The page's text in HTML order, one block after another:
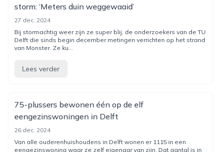
storm: ‘Meters duin weggewaaid’
27 dec. 2024
Bij stormachtig weer zijn ze super blij, de onderzoekers van de TU
Delft die sinds begin december metingen verrichten op het strand
van Monster. Ze ku...
Lees verder
75-plussers bewonen één op de elf
eengezinswoningen in Delft
26 dec. 2024
Van alle ouderenhuishoudens in Delft wonen er 1115 in een
eengezinswoning waar ze zelf eigenaar van zijn. Dat aantal is in